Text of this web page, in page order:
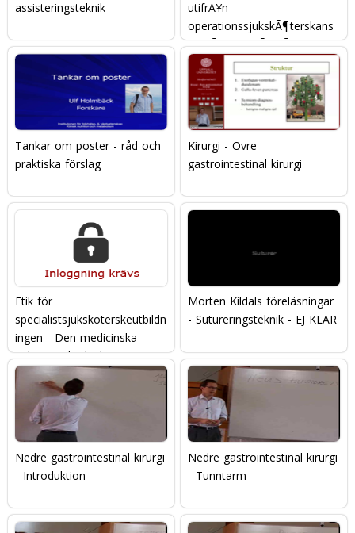
assisteringsteknik
utifrÃ¥n
operationssjukskÃ¶terskans
omvÃ¥rdnadsÃ¥tgÃ¤rder
Tankar om poster - råd och
praktiska förslag
Kirurgi - Övre
gastrointestinal kirurgi
Etik för
specialistsjuksköterskeutbildn
ingen - Den medicinska
etikens individualism
Morten Kildals föreläsningar
- Sutureringsteknik - EJ KLAR
Nedre gastrointestinal kirurgi
- Introduktion
Nedre gastrointestinal kirurgi
- Tunntarm